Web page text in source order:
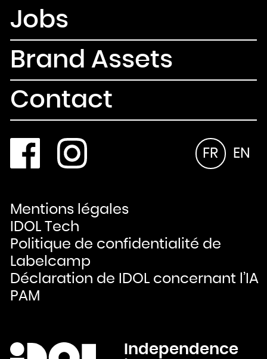
Jobs
Brand Assets
Contact
FR EN
Mentions légales
IDOL Tech
Politique de confidentialité de
Labelcamp
Déclaration de IDOL concernant l’IA
PAM
Independence